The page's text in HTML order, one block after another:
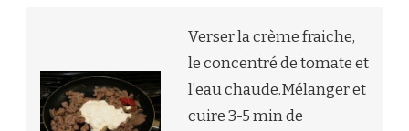
Verser la crème fraiche,
le concentré de tomate et
l’eau chaude.Mélanger et
cuire 3-5 min de